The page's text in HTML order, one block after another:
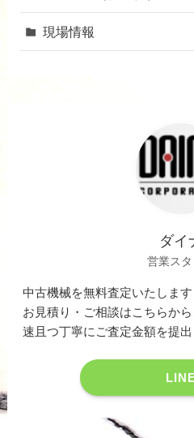
現場情報
ダイ
営業スタ
中古機械を無料査定いたします
お見積り・ご相談はこちらか
速且つ丁寧にご査定金額を提出